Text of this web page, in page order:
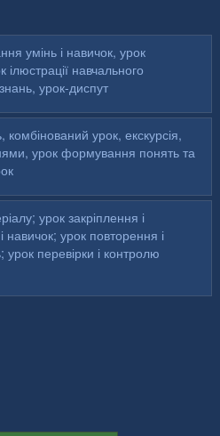
умінь і навичок, урок
ілюстрації навчального
урок-диспут
урок, екскурсія,
урок формування понять та
урок закріплення і
навичок; урок повторення і
урок перевірки і контролю